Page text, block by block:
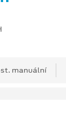
manuální